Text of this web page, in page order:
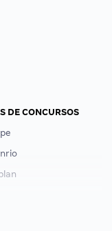
DE CONCURSOS